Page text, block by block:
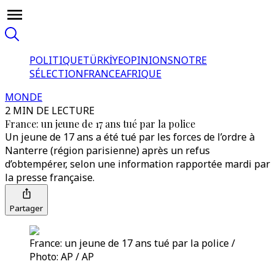
POLITIQUETÜRKİYEOPINIONSNOTRE
SÉLECTIONFRANCEAFRIQUE
MONDE
2 MIN DE LECTURE
France: un jeune de 17 ans tué par la police
Un jeune de 17 ans a été tué par les forces de l’ordre à
Nanterre (région parisienne) après un refus
d’obtempérer, selon une information rapportée mardi par
la presse française.
Partager
France: un jeune de 17 ans tué par la police /
Photo: AP / AP